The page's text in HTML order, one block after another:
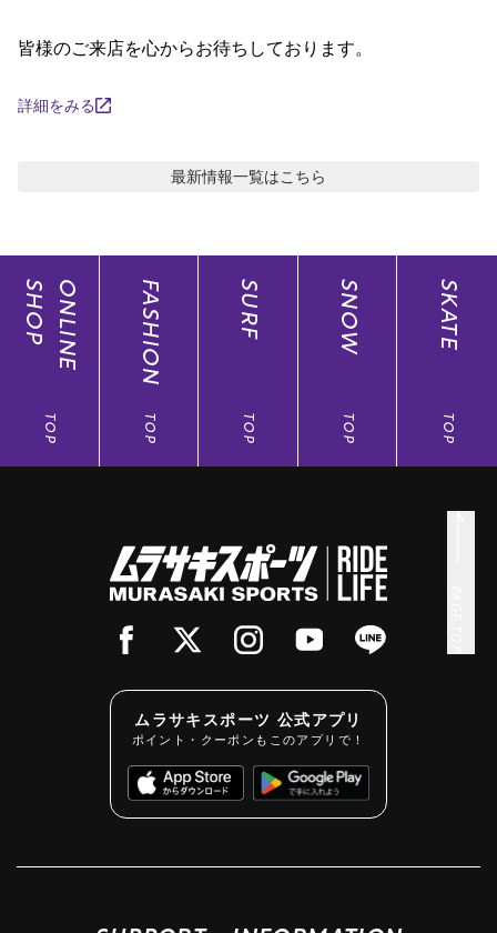
皆様のご来店を心からお待ちしております。
詳細をみる
最新情報一覧はこちら
ONLINE
SHOP
TOP
FASHION
TOP
SURF
TOP
SNOW
TOP
SKATE
TOP
ムラサキスポーツ 公式アプリ
ポイント・クーポンもこのアプリで！